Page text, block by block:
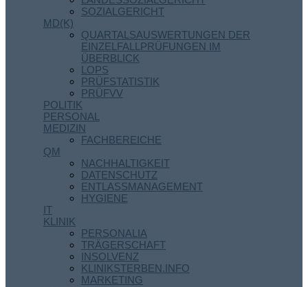
SOZIALGERICHT
MD(K)
QUARTALSAUSWERTUNGEN DER
EINZELFALLPRÜFUNGEN IM
ÜBERBLICK
LOPS
PRÜFSTATISTIK
PRÜFVV
POLITIK
PERSONAL
MEDIZIN
FACHBEREICHE
QM
NACHHALTIGKEIT
DATENSCHUTZ
ENTLASSMANAGEMENT
HYGIENE
IT
KLINIK
PERSONALIA
TRÄGERSCHAFT
INSOLVENZ
KLINIKSTERBEN.INFO
MARKETING